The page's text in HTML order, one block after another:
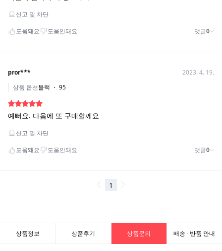
상품정보 상품후기 상품문의 배송 · 반품 안내